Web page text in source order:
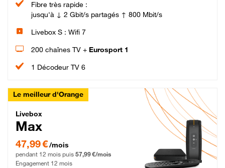
Fibre très rapide :
jusqu'à ↓ 2 Gbit/s partagés ↑ 800 Mbit/s
Livebox S : Wifi 7
200 chaînes TV + Eurosport 1
1 Décodeur TV 6
Le meilleur d'Orange
Livebox Max Fibre
Livebox
Max
47,99 € par mois pendant 12 mois puis 57,99 € par mois, Engagement 12 mois
47,99 €/mois
pendant 12 mois puis 57,99 €/mois
Engagement 12 mois